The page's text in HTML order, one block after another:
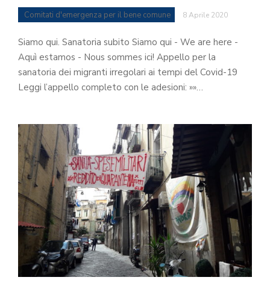
Comitati d'emergenza per il bene comune 8 Aprile 2020
Siamo qui. Sanatoria subito Siamo qui - We are here -
Aquì estamos - Nous sommes ici! Appello per la
sanatoria dei migranti irregolari ai tempi del Covid-19
Leggi l’appello completo con le adesioni: »»…